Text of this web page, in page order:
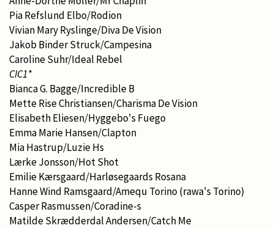
Pia Refslund Elbo/Rodion
Vivian Mary Ryslinge/Diva De Vision
Jakob Binder Struck/Campesina
Caroline Suhr/Ideal Rebel
CIC1*
Bianca G. Bagge/Incredible B
Mette Rise Christiansen/Charisma De Vision
Elisabeth Eliesen/Hyggebo's Fuego
Emma Marie Hansen/Clapton
Mia Hastrup/Luzie Hs
Lærke Jonsson/Hot Shot
Emilie Kærsgaard/Harløsegaards Rosana
Hanne Wind Ramsgaard/Amequ Torino (rawa's Torino)
Casper Rasmussen/Coradine-s
Matilde Skrædderdal Andersen/Catch Me